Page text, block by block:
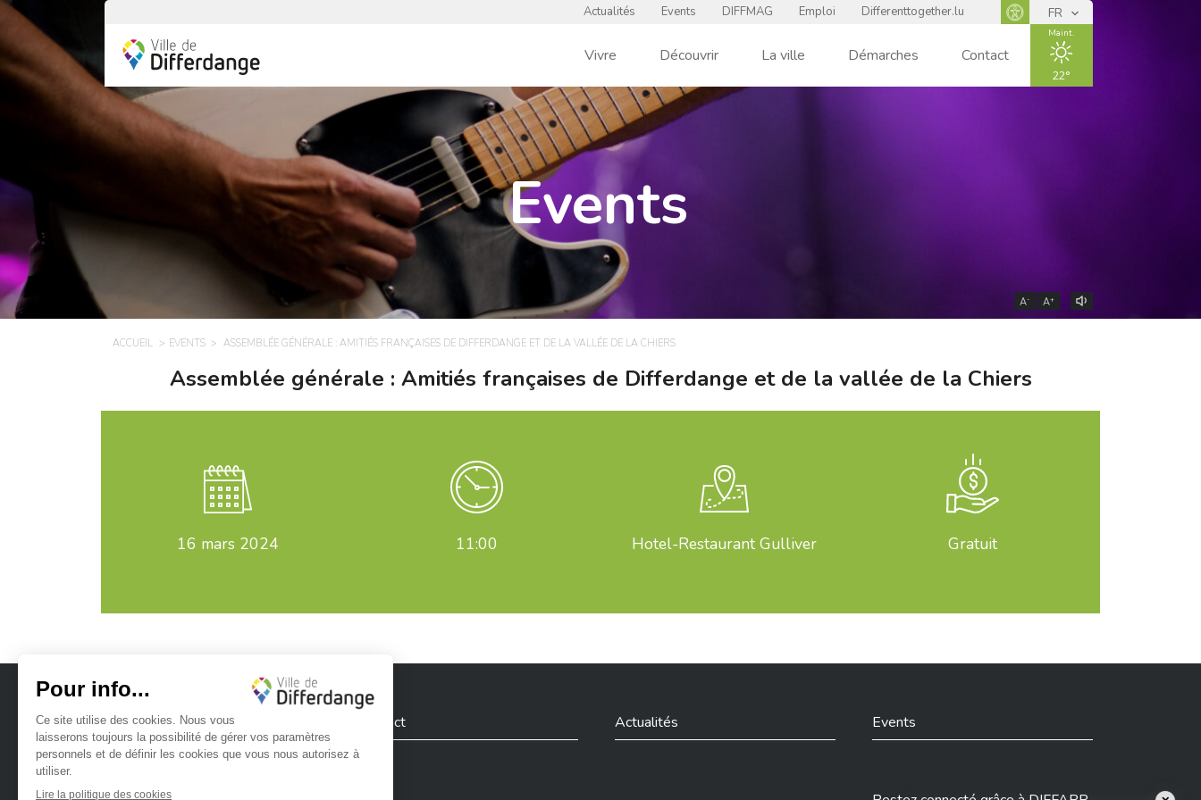
Actualités Events DIFFMAG Emploi
Differenttogether.lu
Panneau d'accessibilité
FR
Vivre Découvrir La ville Démarches Contact
Maint.
22
Events
A- A+
ACCUEIL EVENTS ASSEMBLÉE GÉNÉRALE : AMITIÉS FRANÇAISES DE DIFFERDANGE ET DE LA VALLÉE DE LA CHIERS
Assemblée générale : Amitiés françaises de Differdange et de la vallée de la Chiers
16 mars 2024 11:00 Hotel-Restaurant Gulliver Gratuit
Ville de Differdange sur Facebook
Ville de Differdange sur Instagram
Contact Actualités Events